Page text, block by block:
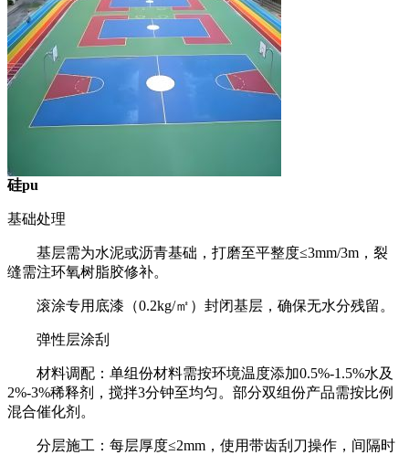
硅pu
基础处理
基层需为水泥或沥青基础，打磨至平整度≤3mm/3m，裂
缝需注环氧树脂胶修补。
滚涂专用底漆（0.2kg/㎡）封闭基层，确保无水分残留。
弹性层涂刮
材料调配：单组份材料需按环境温度添加0.5%-1.5%水及
2%-3%稀释剂，搅拌3分钟至均匀。部分双组份产品需按比例
混合催化剂。
分层施工：每层厚度≤2mm，使用带齿刮刀操作，间隔时